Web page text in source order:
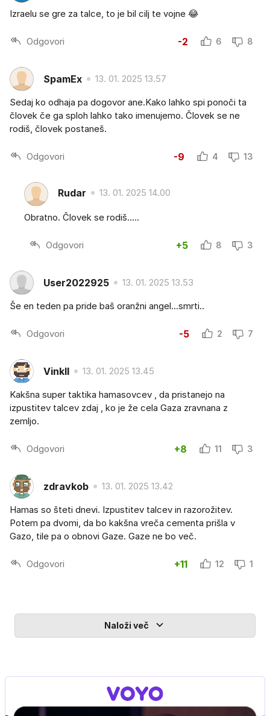
Izraelu se gre za talce, to je bil cilj te vojne 😂
Odgovori -2 6 8
SpamEx 13. 01. 2025 13.57
Sedaj ko odhaja pa dogovor ane.Kako lahko spi ponoči ta
človek če ga sploh lahko tako imenujemo. Človek se ne
rodiš, človek postaneš.
Odgovori -9 4 13
Rudar 13. 01. 2025 14.00
Obratno. Človek se rodiš.....
Odgovori +5 8 3
User2022925 13. 01. 2025 13.53
Še en teden pa pride baš oranžni angel...smrti..
Odgovori -5 2 7
Vinkll 13. 01. 2025 13.45
Kakšna super taktika hamasovcev , da pristanejo na
izpustitev talcev zdaj , ko je že cela Gaza zravnana z
zemljo.
Odgovori +8 11 3
zdravkob 13. 01. 2025 13.42
Hamas so šteti dnevi. Izpustitev talcev in razorožitev.
Potem pa dvomi, da bo kakšna vreča cementa prišla v
Gazo, tile pa o obnovi Gaze. Gaze ne bo več.
Odgovori +11 12 1
Naloži več